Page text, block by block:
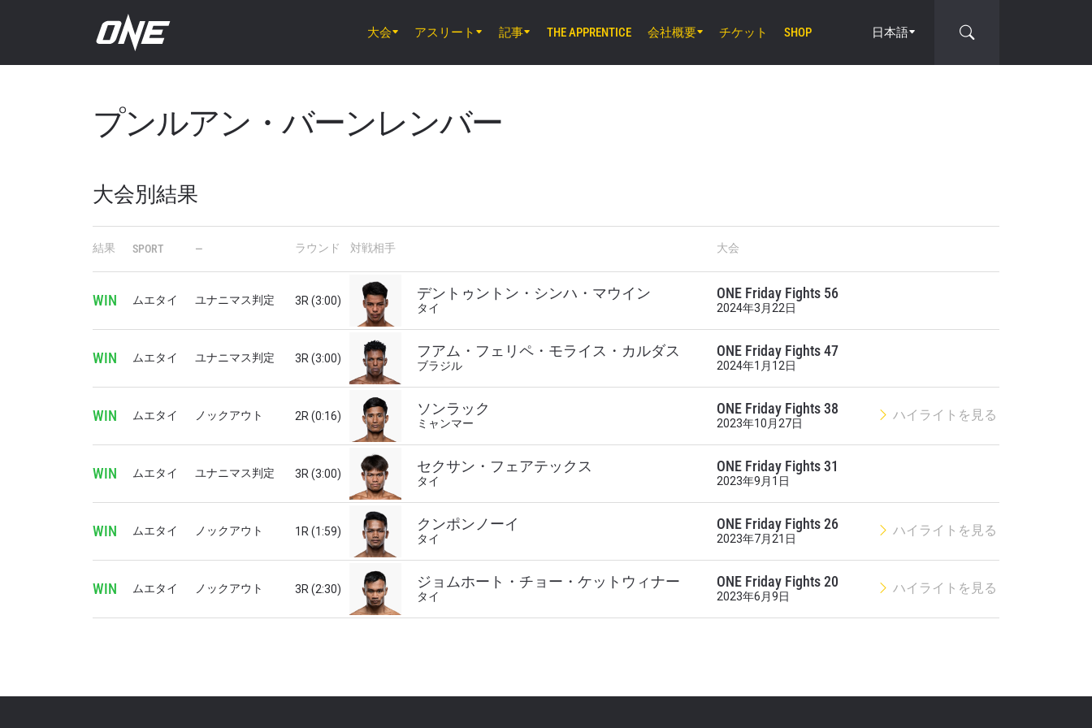
大会 アスリート 記事 THE APPRENTICE 会社概要 チケット SHOP 日本語
プンルアン・バーンレンバー
大会別結果
結果 SPORT — ラウンド 対戦相手 大会
WIN ムエタイ ユナニマス判定 3R (3:00) デントゥントン・シンハ・マウイン
タイ
ONE Friday Fights 56
2024年3月22日
WIN ムエタイ ユナニマス判定 3R (3:00) フアム・フェリペ・モライス・カルダス
ブラジル
ONE Friday Fights 47
2024年1月12日
WIN ムエタイ ノックアウト 2R (0:16) ソンラック
ミャンマー
ONE Friday Fights 38
2023年10月27日
ハイライトを見る
WIN ムエタイ ユナニマス判定 3R (3:00) セクサン・フェアテックス
タイ
ONE Friday Fights 31
2023年9月1日
WIN ムエタイ ノックアウト 1R (1:59) クンポンノーイ
タイ
ONE Friday Fights 26
2023年7月21日
ハイライトを見る
WIN ムエタイ ノックアウト 3R (2:30) ジョムホート・チョー・ケットウィナー
タイ
ONE Friday Fights 20
2023年6月9日
ハイライトを見る
対戦相手
大会
ハイライトを見る
最新情報をゲット
ONEチャンピオンシップとどこでも一緒！ 最新ニュース、特別オファ
ー、ライブイベントの最高の席をゲットするため今すぐ登録を！
Eメール
名前（ローマ字で記入）
このフォームを送信することにより、お客様は当社の プライバシーポリ
に基づく情報の収集、使用および開示に同意したことになります。